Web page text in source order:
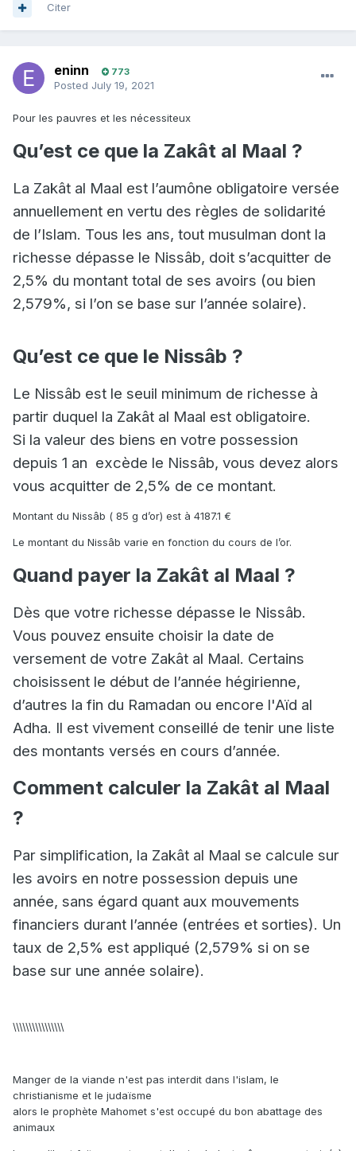
Citer
eninn 773
Posted July 19, 2021
Pour les pauvres et les nécessiteux
Qu’est ce que la Zakât al Maal ?
La Zakât al Maal est l’aumône obligatoire versée
annuellement en vertu des règles de solidarité
de l’Islam. Tous les ans, tout musulman dont la
richesse dépasse le Nissâb, doit s’acquitter de
2,5% du montant total de ses avoirs (ou bien
2,579%, si l’on se base sur l’année solaire).
Qu’est ce que le Nissâb ?
Le Nissâb est le seuil minimum de richesse à
partir duquel la Zakât al Maal est obligatoire.
Si la valeur des biens en votre possession
depuis 1 an excède le Nissâb, vous devez alors
vous acquitter de 2,5% de ce montant.
Montant du Nissâb ( 85 g d’or) est à 4187.1 €
Le montant du Nissâb varie en fonction du cours de l’or.
Quand payer la Zakât al Maal ?
Dès que votre richesse dépasse le Nissâb.
Vous pouvez ensuite choisir la date de
versement de votre Zakât al Maal. Certains
choisissent le début de l’année hégirienne,
d’autres la fin du Ramadan ou encore l'Aïd al
Adha. Il est vivement conseillé de tenir une liste
des montants versés en cours d’année.
Comment calculer la Zakât al Maal
?
Par simplification, la Zakât al Maal se calcule sur
les avoirs en notre possession depuis une
année, sans égard quant aux mouvements
financiers durant l’année (entrées et sorties). Un
taux de 2,5% est appliqué (2,579% si on se
base sur une année solaire).
\\\\\\\\\\\\\\\\
Manger de la viande n'est pas interdit dans l'islam, le
christianisme et le judaïsme
alors le prophète Mahomet s'est occupé du bon abattage des
animaux